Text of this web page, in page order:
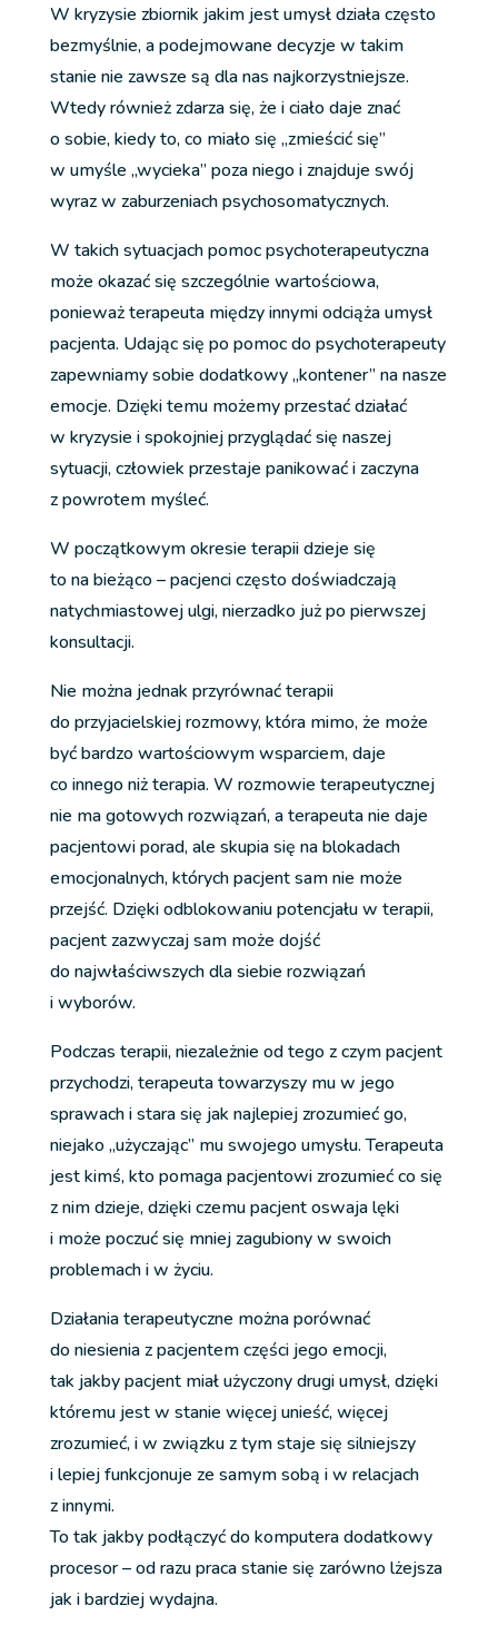
W kryzysie zbiornik jakim jest umysł działa często
bezmyślnie, a podejmowane decyzje w takim
stanie nie zawsze są dla nas najkorzystniejsze.
Wtedy również zdarza się, że i ciało daje znać
o sobie, kiedy to, co miało się „zmieścić się”
w umyśle „wycieka” poza niego i znajduje swój
wyraz w zaburzeniach psychosomatycznych.
W takich sytuacjach pomoc psychoterapeutyczna
może okazać się szczególnie wartościowa,
ponieważ terapeuta między innymi odciąża umysł
pacjenta. Udając się po pomoc do psychoterapeuty
zapewniamy sobie dodatkowy „kontener” na nasze
emocje. Dzięki temu możemy przestać działać
w kryzysie i spokojniej przyglądać się naszej
sytuacji, człowiek przestaje panikować i zaczyna
z powrotem myśleć.
W początkowym okresie terapii dzieje się
to na bieżąco – pacjenci często doświadczają
natychmiastowej ulgi, nierzadko już po pierwszej
konsultacji.
Nie można jednak przyrównać terapii
do przyjacielskiej rozmowy, która mimo, że może
być bardzo wartościowym wsparciem, daje
co innego niż terapia. W rozmowie terapeutycznej
nie ma gotowych rozwiązań, a terapeuta nie daje
pacjentowi porad, ale skupia się na blokadach
emocjonalnych, których pacjent sam nie może
przejść. Dzięki odblokowaniu potencjału w terapii,
pacjent zazwyczaj sam może dojść
do najwłaściwszych dla siebie rozwiązań
i wyborów.
Podczas terapii, niezależnie od tego z czym pacjent
przychodzi, terapeuta towarzyszy mu w jego
sprawach i stara się jak najlepiej zrozumieć go,
niejako „użyczając” mu swojego umysłu. Terapeuta
jest kimś, kto pomaga pacjentowi zrozumieć co się
z nim dzieje, dzięki czemu pacjent oswaja lęki
i może poczuć się mniej zagubiony w swoich
problemach i w życiu.
Działania terapeutyczne można porównać
do niesienia z pacjentem części jego emocji,
tak jakby pacjent miał użyczony drugi umysł, dzięki
któremu jest w stanie więcej unieść, więcej
zrozumieć, i w związku z tym staje się silniejszy
i lepiej funkcjonuje ze samym sobą i w relacjach
z innymi.
To tak jakby podłączyć do komputera dodatkowy
procesor – od razu praca stanie się zarówno lżejsza
jak i bardziej wydajna.